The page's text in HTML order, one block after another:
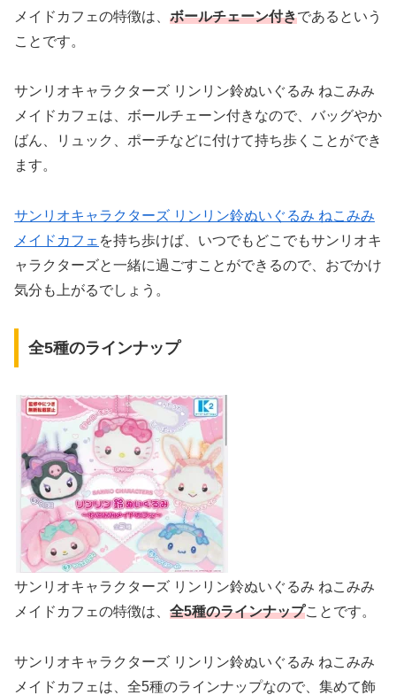
メイドカフェの特徴は、 ボールチェーン付きであるという
ことです。
サンリオキャラクターズ リンリン鈴ぬいぐるみ ねこみみ
メイドカフェは、ボールチェーン付きなので、バッグやか
ばん、リュック、ポーチなどに付けて持ち歩くことができ
ます。
サンリオキャラクターズ リンリン鈴ぬいぐるみ ねこみみ
メイドカフェ を持ち歩けば、いつでもどこでもサンリオキ
ャラクターズと一緒に過ごすことができるので、おでかけ
気分も上がるでしょう。
全5種のラインナップ
サンリオキャラクターズ リンリン鈴ぬいぐるみ ねこみみ
メイドカフェの特徴は、 全5種のラインナップことです。
サンリオキャラクターズ リンリン鈴ぬいぐるみ ねこみみ
メイドカフェは、全5種のラインナップなので、集めて飾